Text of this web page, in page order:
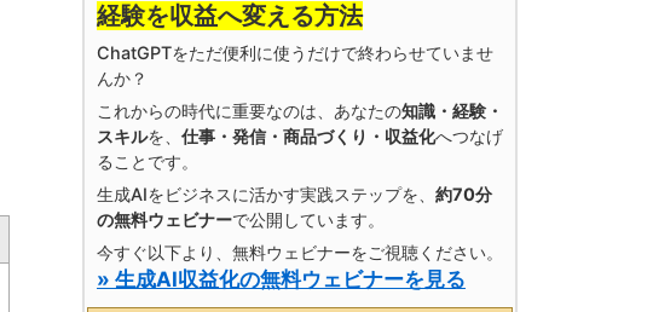
経験を収益へ変える方法
ChatGPTをただ便利に使うだけで終わらせていませ
んか？
これからの時代に重要なのは、あなたの知識・経験・
スキルを、 仕事・発信・商品づくり・収益化へつなげ
ることです。
生成AIをビジネスに活かす実践ステップを、 約70分
の無料ウェビナーで公開しています。
今すぐ以下より、無料ウェビナーをご視聴ください。
» 生成AI収益化の無料ウェビナーを見る